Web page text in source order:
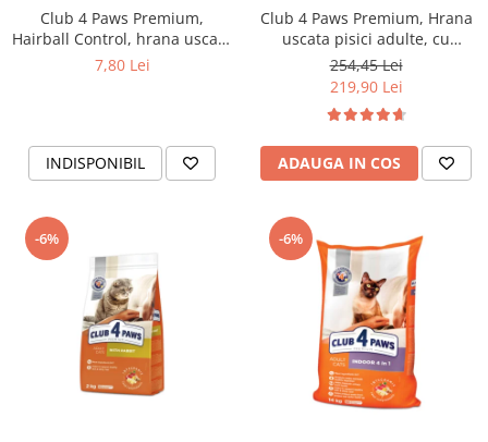
Club 4 Paws Premium,
Hairball Control, hrana uscata
pisici adulte, 300g
7,80 Lei
INDISPONIBIL
Club 4 Paws Premium, Hrana
uscata pisici adulte, cu
Iepure, 14kg
254,45 Lei
219,90 Lei
ADAUGA IN COS
-6% -6%